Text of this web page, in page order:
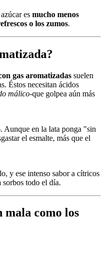
es mucho menos
o los zumos.
gas aromatizadas suelen
Éstos necesitan ácidos
málico-que golpea aún más
Aunque en la lata ponga "sin
el esmalte, más que el
y ese intenso sabor a cítricos
sorbos todo el día.
mala como los